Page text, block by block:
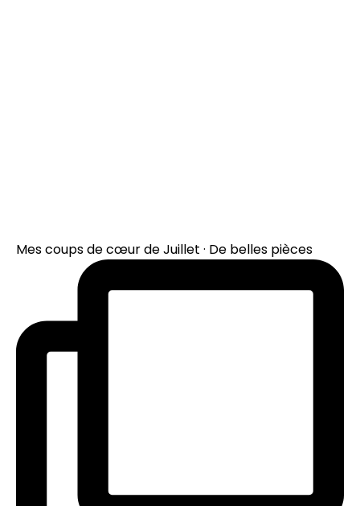
Mes coups de cœur de Juillet · De belles pièces